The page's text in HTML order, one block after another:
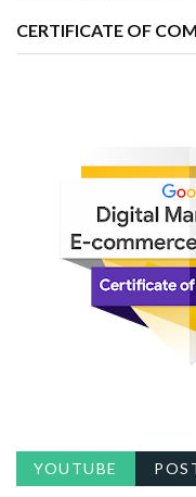
CERTIFICATE OF
YOUTUBE